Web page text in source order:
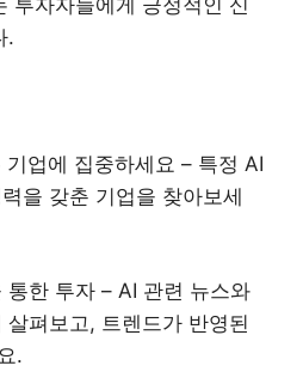
.
업에 집중하세요 – 특정 AI
을 갖춘 기업을 찾아보세
통한 투자 – AI 관련 뉴스와
펴보고, 트렌드가 반영된
.